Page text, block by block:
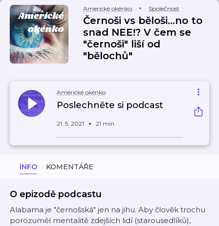
Americké okénko Společnost
Černoši vs běloši...no to
snad NEE!? V čem se
"černoši" liší od
"bělochů"
Americké okénko
Poslechněte si podcast
21. 5. 2021 21 min
INFO KOMENTÁŘE
O epizodě podcastu
Alabama je "černošská" jen na jihu. Aby člověk trochu
porozuměl mentalitě zdejších lidí (starousedlíků),